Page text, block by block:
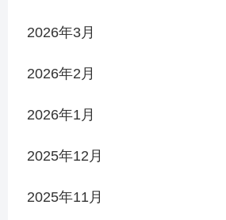
2026年3月
2026年2月
2026年1月
2025年12月
2025年11月